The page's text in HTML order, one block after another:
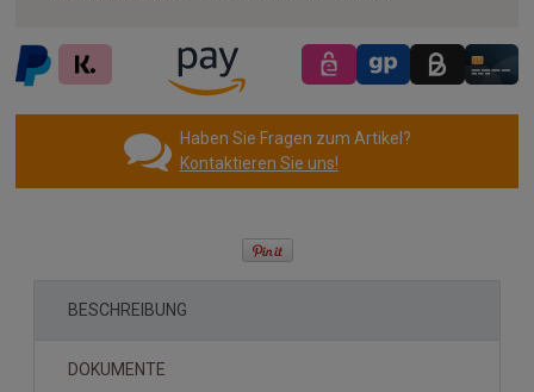
Haben Sie Fragen zum Artikel?
Kontaktieren Sie uns!
BESCHREIBUNG
DOKUMENTE